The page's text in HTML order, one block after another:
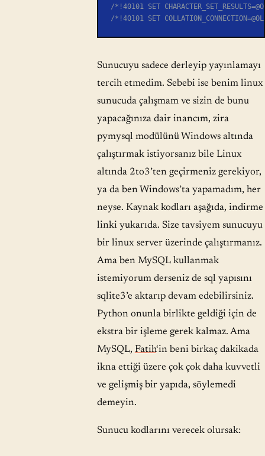
/*!40101 SET
/*!40101 SET
Sunucuyu sadece derleyip yayınlamayı
tercih etmedim. Sebebi ise benim linux
sunucuda çalışmam ve sizin de bunu
yapacağınıza dair inancım, zira
pymysql modülünü Windows altında
çalıştırmak istiyorsanız bile Linux
altında 2to3’ten geçirmeniz gerekiyor,
ya da ben Windows’ta yapamadım, her
neyse. Kaynak kodları aşağıda, indirme
linki yukarıda. Size tavsiyem sunucuyu
bir linux server üzerinde çalıştırmanız.
Ama ben MySQL kullanmak
istemiyorum derseniz de sql yapısını
sqlite3’e aktarıp devam edebilirsiniz.
Python onunla birlikte geldiği için de
ekstra bir işleme gerek kalmaz. Ama
MySQL, Fatih‘in beni birkaç dakikada
ikna ettiği üzere çok çok daha kuvvetli
ve gelişmiş bir yapıda, söylemedi
demeyin.
Sunucu kodlarını verecek olursak: